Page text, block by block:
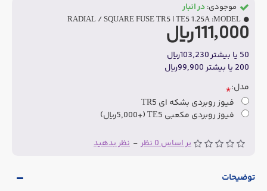
بر اساس 0 نظر - نظر بدهید
111,000ریال
50 یا بیشتر 103,230ریال
200 یا بیشتر 99,900ریال
موجودی: در انبار
MODEL:
RADIAL / SQUARE FUSE TR5 | TE5 1.25A
مدل:
فیوز روبردی بشکه ای TR5
فیوز روبردی مکعبی TE5
(+5,000ریال)
توضیحات